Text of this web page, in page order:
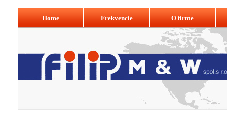
Home Frekvencie O firme